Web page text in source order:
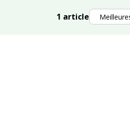
1 articleTrier